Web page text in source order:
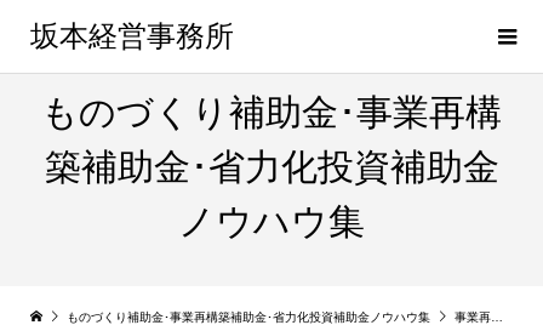
坂本経営事務所
ものづくり補助金･事業再構
築補助金･省力化投資補助金
ノウハウ集
ものづくり補助金･事業再構築補助金･省力化投資補助金ノウハウ集 事業再構築補助金ー採択事例から学ぶ